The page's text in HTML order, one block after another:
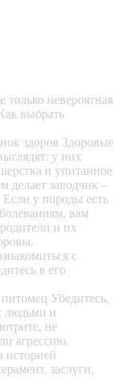
только невероятная
выбрать
здоров Здоровые
у них
и упитанное
заводчик –
Если у породы есть
вам
и их
с
в его
Убедитесь,
людьми и
не
агрессию.
историей
заслуги,